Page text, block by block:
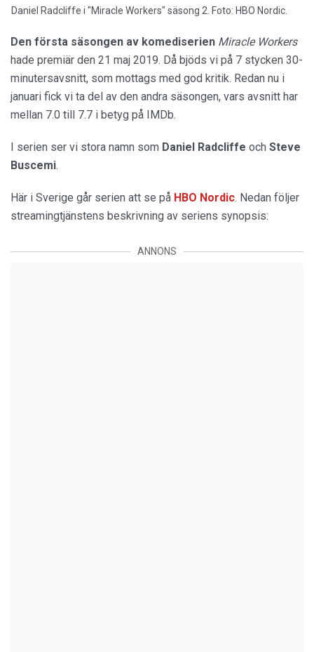
Daniel Radcliffe i "Miracle Workers" säsong 2. Foto: HBO Nordic.
Den första säsongen av komediserien Miracle Workers
hade premiär den 21 maj 2019. Då bjöds vi på 7 stycken 30-
minutersavsnitt, som mottags med god kritik. Redan nu i
januari fick vi ta del av den andra säsongen, vars avsnitt har
mellan 7.0 till 7.7 i betyg på IMDb.
I serien ser vi stora namn som Daniel Radcliffe och Steve
Buscemi.
Här i Sverige går serien att se på HBO Nordic. Nedan följer
streamingtjänstens beskrivning av seriens synopsis:
ANNONS